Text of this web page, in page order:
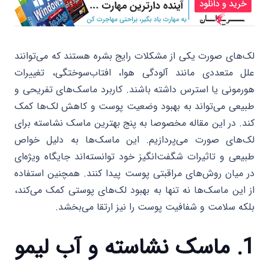
لک‌های صورت یکی از مشکلات رایج بشره هستند که می‌توانند
علل متعددی مانند آلودگی هوا، افتاب‌سوختگی، تغییرات
هورمونی یا استرس داشته باشند. کاربرد ماسک‌های تفریحی و
طبیعی می‌تواند به بهبود وضعیت پوست و کاهش لک‌ها کمک
کند. در این مقاله مخصوصا به پنج بهترین ماسک نشاسته برای
لک‌های صورت می‌پردازیم. این ماسک‌ها به دلیل خواص
طبیعی و تاثیرات شگفت‌انگیز خود توانسته‌اند جایگاه ویژه‌ای
در میان روش‌های مراقبتی پوست پیدا کنند. همچنین استفاده
از این ماسک‌ها نه تنها به بهبود لک‌های پوستی کمک می‌کند،
بلکه سلامت و شفافیت پوست را نیز ارتقا می‌بخشد.
1. ماسک نشاسته و آب لیمو